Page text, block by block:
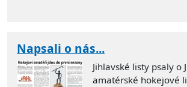
Napsali o nás...
Jihlavské listy psaly o
amatérské hokejové